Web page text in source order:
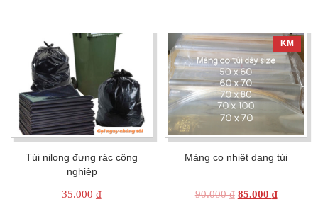
Túi nilong đựng rác công
nghiệp
35.000₫
KM
Màng co nhiệt dạng túi
90.000₫ Original
85.000 ₫Current